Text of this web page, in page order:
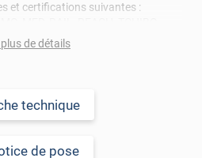
et certifications suivantes :
pas à prendre connaissance de la
nos conseillers pour toutes
intérieure (anti craquèlement,
la qualité et de son rendu
de détails
technique
de pose